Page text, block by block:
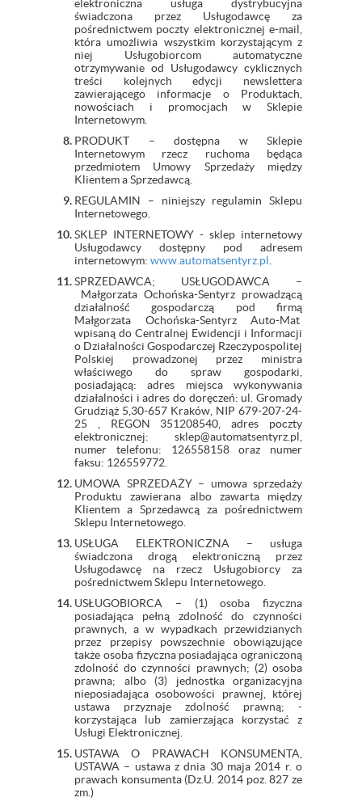
elektroniczna usługa dystrybucyjna
świadczona przez Usługodawcę za
pośrednictwem poczty elektronicznej e-mail,
która umożliwia wszystkim korzystającym z
niej Usługobiorcom automatyczne
otrzymywanie od Usługodawcy cyklicznych
treści kolejnych edycji newslettera
zawierającego informacje o Produktach,
nowościach i promocjach w Sklepie
Internetowym.
PRODUKT – dostępna w Sklepie
Internetowym rzecz ruchoma będąca
przedmiotem Umowy Sprzedaży między
Klientem a Sprzedawcą.
REGULAMIN – niniejszy regulamin Sklepu
Internetowego.
SKLEP INTERNETOWY - sklep internetowy
Usługodawcy dostępny pod adresem
internetowym: www.automatsentyrz.pl.
SPRZEDAWCA; USŁUGODAWCA –
Małgorzata Ochońska-Sentyrz prowadzącą
działalność gospodarczą pod firmą
Małgorzata Ochońska-Sentyrz Auto-Mat
wpisaną do Centralnej Ewidencji i Informacji
o Działalności Gospodarczej Rzeczypospolitej
Polskiej prowadzonej przez ministra
właściwego do spraw gospodarki,
posiadającą: adres miejsca wykonywania
działalności i adres do doręczeń: ul. Gromady
Grudziąż 5,30-657 Kraków, NIP 679-207-24-
25 , REGON 351208540, adres poczty
elektronicznej: sklep@automatsentyrz.pl,
numer telefonu: 126558158 oraz numer
faksu: 126559772.
UMOWA SPRZEDAŻY – umowa sprzedaży
Produktu zawierana albo zawarta między
Klientem a Sprzedawcą za pośrednictwem
Sklepu Internetowego.
USŁUGA ELEKTRONICZNA – usługa
świadczona drogą elektroniczną przez
Usługodawcę na rzecz Usługobiorcy za
pośrednictwem Sklepu Internetowego.
USŁUGOBIORCA – (1) osoba fizyczna
posiadająca pełną zdolność do czynności
prawnych, a w wypadkach przewidzianych
przez przepisy powszechnie obowiązujące
także osoba fizyczna posiadająca ograniczoną
zdolność do czynności prawnych; (2) osoba
prawna; albo (3) jednostka organizacyjna
nieposiadająca osobowości prawnej, której
ustawa przyznaje zdolność prawną; -
korzystająca lub zamierzająca korzystać z
Usługi Elektronicznej.
USTAWA O PRAWACH KONSUMENTA,
USTAWA – ustawa z dnia 30 maja 2014 r. o
prawach konsumenta (Dz.U. 2014 poz. 827 ze
zm.)